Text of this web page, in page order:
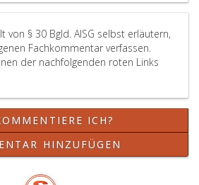
von § 30 Bgld. AISG selbst erläutern,
Fachkommentar verfassen.
der nachfolgenden roten Links
ICH?
HINZUFÜGEN